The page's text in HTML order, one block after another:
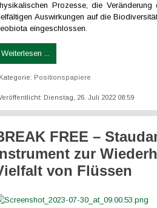
Prozesse, die
Auswirkungen auf die
eingeschlossen.
Weiterlesen ...
Kategorie: Positionspapiere
Dienstag, 26. Juli 2022 08:59
FREE –
zur
von Flüssen